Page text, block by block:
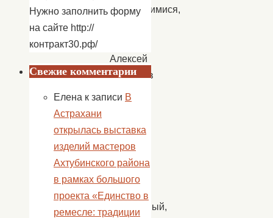
собравшимися,
Алексей
Кириллов
отметил,
сфере
незаметный,
Нужно заполнить форму
на сайте http://
контракт30.рф/
Свежие комментарии
Елена к записи В
Астрахани
открылась выставка
изделий мастеров
Ахтубинского района
в рамках большого
проекта «Единство в
ремесле: традиции